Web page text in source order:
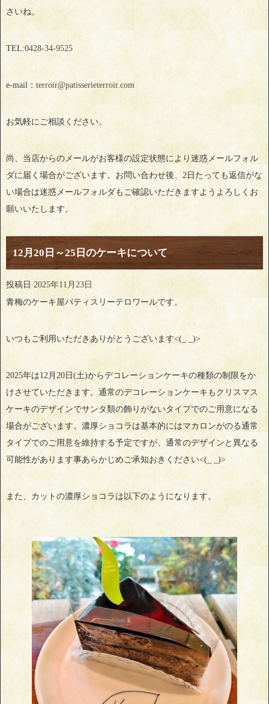
さいね。
TEL:0428‐34‐9525
e-mail： terroir@patisserieterroir.com
お気軽にご相談ください。
尚、当店からのメールがお客様の設定状態により迷惑メールフォル
ダに届く場合がございます。お問い合わせ後、2日たっても返信がな
い場合は迷惑メールフォルダもご確認いただきますようよろしくお
願いいたします。
12月20日～25日のケーキについて
投稿日 2025年11月23日
青梅のケーキ屋パティスリーテロワールです。
いつもご利用いただきありがとうございます<(_ _)>
2025年は12月20日(土)からデコレーションケーキの種類の制限をか
けさせていただきます。通常のデコレーションケーキもクリスマス
ケーキのデザインでサンタ類の飾りがないタイプでのご用意になる
場合がございます。濃厚ショコラは基本的にはマカロンがのる通常
タイプでのご用意を維持する予定ですが、通常のデザインと異なる
可能性があります事あらかじめご承知おきください<(_ _)>
また、カットの濃厚ショコラは以下のようになります。